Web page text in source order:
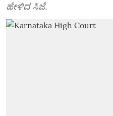
ಹೇಳಿದ ಸಿಜೆ.